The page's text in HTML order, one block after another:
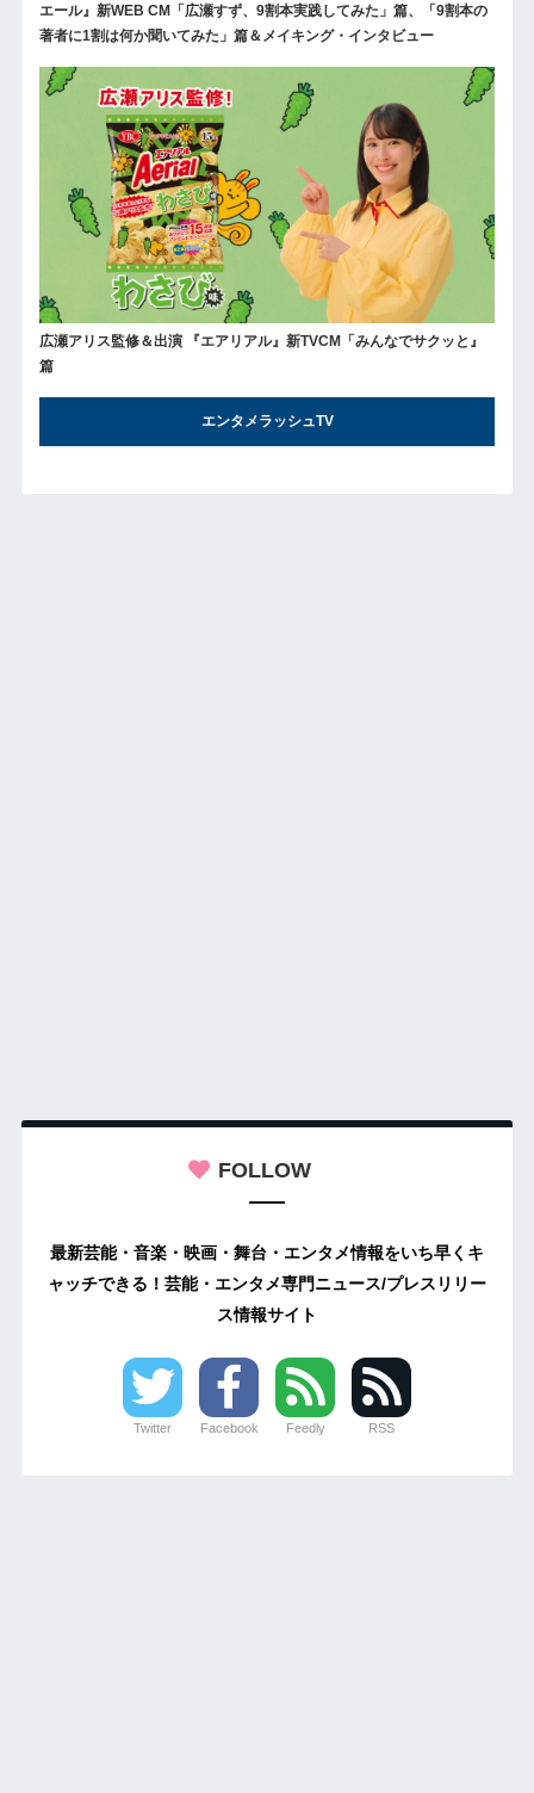
エール』新WEB CM「広瀬すず、9割本実践してみた」篇、「9割本の
著者に1割は何か聞いてみた」篇＆メイキング・インタビュー
広瀬アリス監修＆出演 『エアリアル』新TVCM「みんなでサクッと』
篇
エンタメラッシュTV
FOLLOW
最新芸能・音楽・映画・舞台・エンタメ情報をいち早くキ
ャッチできる！芸能・エンタメ専門ニュース/プレスリリー
ス情報サイト
Twitter Facebook Feedly RSS